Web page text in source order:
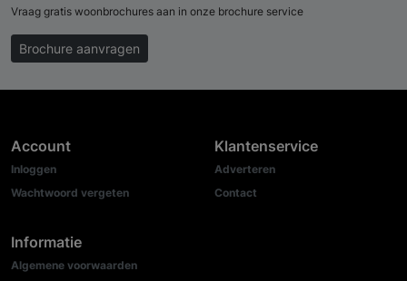
Vraag gratis woonbrochures aan in onze brochure service
Brochure aanvragen
Account
Inloggen
Wachtwoord vergeten
Informatie
Algemene voorwaarden
Klantenservice
Adverteren
Contact